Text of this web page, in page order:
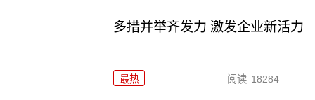
多措并举齐发力 激发企业新活力
最热 阅读 18284